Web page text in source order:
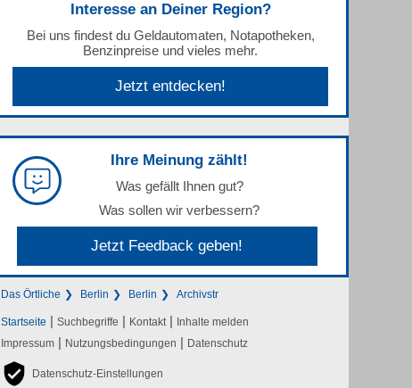
Interesse an Deiner Region?
Bei uns findest du Geldautomaten, Notapotheken,
Benzinpreise und vieles mehr.
Jetzt entdecken!
Ihre Meinung zählt!
Was gefällt Ihnen gut?
Was sollen wir verbessern?
Jetzt Feedback geben!
Das Örtliche Berlin Berlin Archivstr
Startseite | Suchbegriffe | Kontakt | Inhalte melden
Impressum | Nutzungsbedingungen | Datenschutz
Datenschutz-Einstellungen